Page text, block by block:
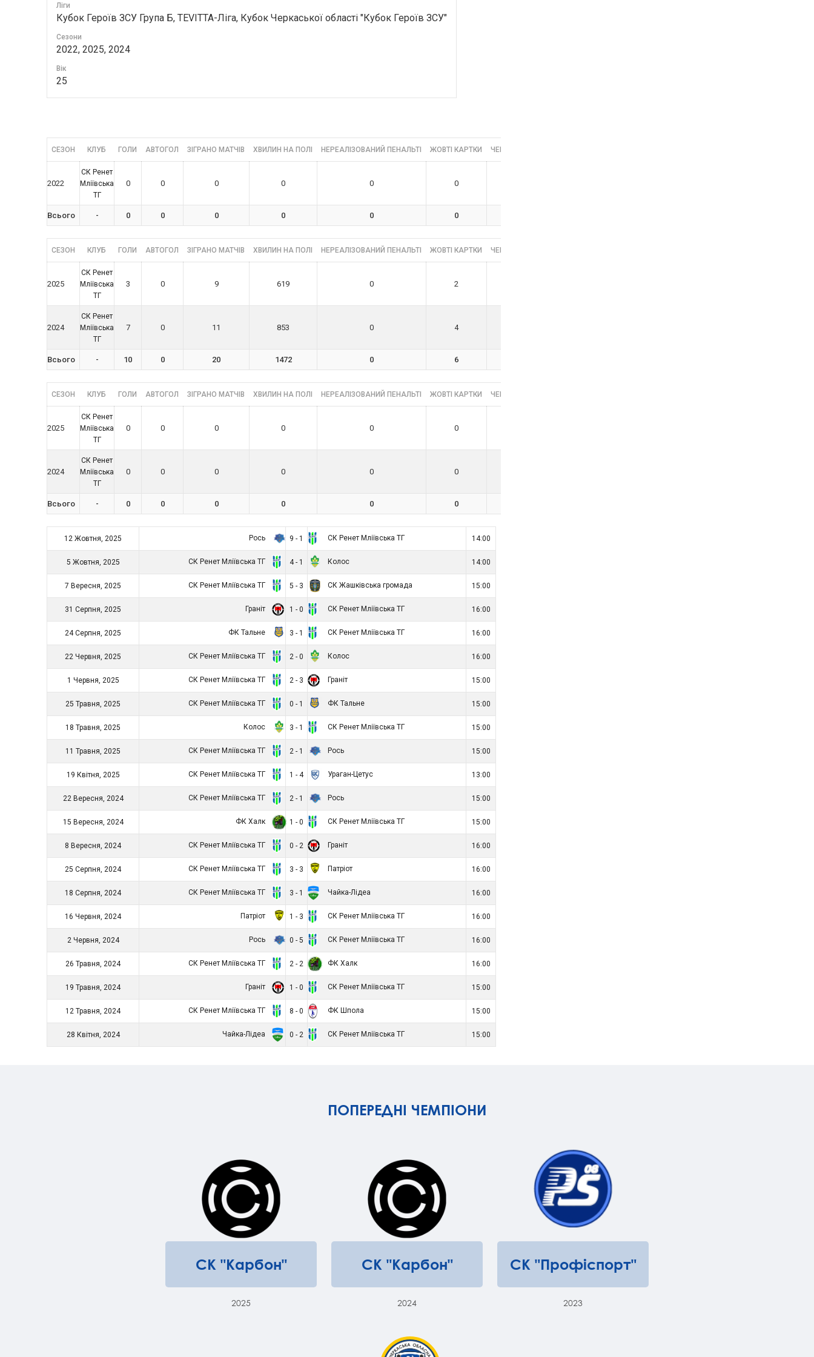
Ліги
Кубок Героїв ЗСУ Група Б, TEVITTA-Ліга, Кубок Черкаської області "Кубок Героїв ЗСУ"
Сезони
2022, 2025, 2024
Вік
25
СЕЗОН КЛУБ ГОЛИ АВТОГОЛ ЗІГРАНО МАТЧІВ ХВИЛИН НА ПОЛІ НЕРЕАЛІЗОВАНИЙ ПЕНАЛЬТІ ЖОВТІ КАРТКИ ЧЕРВОНІ КАРТКИ
2022
СК Ренет
Мліївська
ТГ
0 0 0 0 0 0
Всього - 0 0 0 0 0 0
СЕЗОН КЛУБ ГОЛИ АВТОГОЛ ЗІГРАНО МАТЧІВ ХВИЛИН НА ПОЛІ НЕРЕАЛІЗОВАНИЙ ПЕНАЛЬТІ ЖОВТІ КАРТКИ ЧЕРВОНІ КАРТКИ
2025
СК Ренет
Мліївська
ТГ
3 0 9 619 0 2
2024
СК Ренет
Мліївська
ТГ
7 0 11 853 0 4
Всього - 10 0 20 1472 0 6
СЕЗОН КЛУБ ГОЛИ АВТОГОЛ ЗІГРАНО МАТЧІВ ХВИЛИН НА ПОЛІ НЕРЕАЛІЗОВАНИЙ ПЕНАЛЬТІ ЖОВТІ КАРТКИ ЧЕРВОНІ КАРТКИ
2025
СК Ренет
Мліївська
ТГ
0 0 0 0 0 0
2024
СК Ренет
Мліївська
ТГ
0 0 0 0 0 0
Всього - 0 0 0 0 0 0
12 Жовтня, 2025 Рось 9 - 1 СК Ренет Мліївська ТГ 14:00
5 Жовтня, 2025 СК Ренет Мліївська ТГ 4 - 1 Колос 14:00
7 Вересня, 2025 СК Ренет Мліївська ТГ 5 - 3 СК Жашківська громада 15:00
31 Серпня, 2025 Граніт 1 - 0 СК Ренет Мліївська ТГ 16:00
24 Серпня, 2025 ФК Тальне 3 - 1 СК Ренет Мліївська ТГ 16:00
22 Червня, 2025 СК Ренет Мліївська ТГ 2 - 0 Колос 16:00
1 Червня, 2025 СК Ренет Мліївська ТГ 2 - 3 Граніт 15:00
25 Травня, 2025 СК Ренет Мліївська ТГ 0 - 1 ФК Тальне 15:00
18 Травня, 2025 Колос 3 - 1 СК Ренет Мліївська ТГ 15:00
11 Травня, 2025 СК Ренет Мліївська ТГ 2 - 1 Рось 15:00
19 Квітня, 2025 СК Ренет Мліївська ТГ 1 - 4 Ураган-Цетус 13:00
22 Вересня, 2024 СК Ренет Мліївська ТГ 2 - 1 Рось 15:00
15 Вересня, 2024 ФК Халк 1 - 0 СК Ренет Мліївська ТГ 15:00
8 Вересня, 2024 СК Ренет Мліївська ТГ 0 - 2 Граніт 16:00
25 Серпня, 2024 СК Ренет Мліївська ТГ 3 - 3 Патріот 16:00
18 Серпня, 2024 СК Ренет Мліївська ТГ 3 - 1 Чайка-Лідеа 16:00
16 Червня, 2024 Патріот 1 - 3 СК Ренет Мліївська ТГ 16:00
2 Червня, 2024 Рось 0 - 5 СК Ренет Мліївська ТГ 16:00
26 Травня, 2024 СК Ренет Мліївська ТГ 2 - 2 ФК Халк 16:00
19 Травня, 2024 Граніт 1 - 0 СК Ренет Мліївська ТГ 15:00
12 Травня, 2024 СК Ренет Мліївська ТГ 8 - 0 ФК Шпола 15:00
28 Квітня, 2024 Чайка-Лідеа 0 - 2 СК Ренет Мліївська ТГ 15:00
ПОПЕРЕДНІ ЧЕМПІОНИ
СК "Карбон"
2025
СК "Карбон"
2024
СК "Профіспорт"
2023